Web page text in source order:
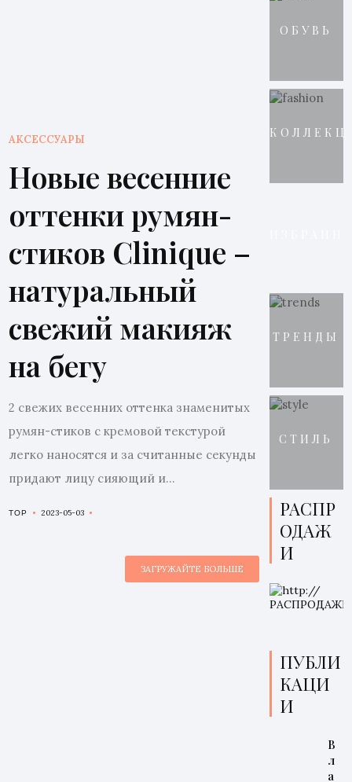
АКСЕССУАРЫ
Новые весенние
оттенки румян-
стиков Clinique –
натуральный
свежий макияж
на бегу
2 свежих весенних оттенка знаменитых
румян-стиков с кремовой текстурой
легко наносятся и за считанные секунды
придают лицу сияющий и...
TOP 2023-05-03
ЗАГРУЖАЙТЕ БОЛЬШЕ
ОБУВЬ
ТРЕНДЫ
СТИЛЬ
РАСПР
ОДАЖ
И
ПУБЛИ
КАЦИ
И
В
л
а